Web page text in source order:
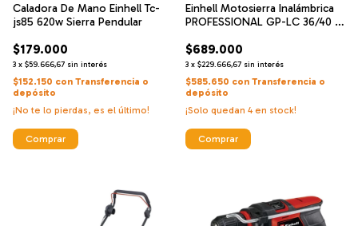
Caladora De Mano Einhell Tc-
js85 620w Sierra Pendular
$179.000
3 x $59.666,67 sin interés
$152.150 con Transferencia o
depósito
¡No te lo pierdas, es el último!
Comprar
Einhell Motosierra Inalámbrica
PROFESSIONAL GP-LC 36/40 Li
$689.000
3 x $229.666,67 sin interés
$585.650 con Transferencia o
depósito
¡Solo quedan 4en stock!